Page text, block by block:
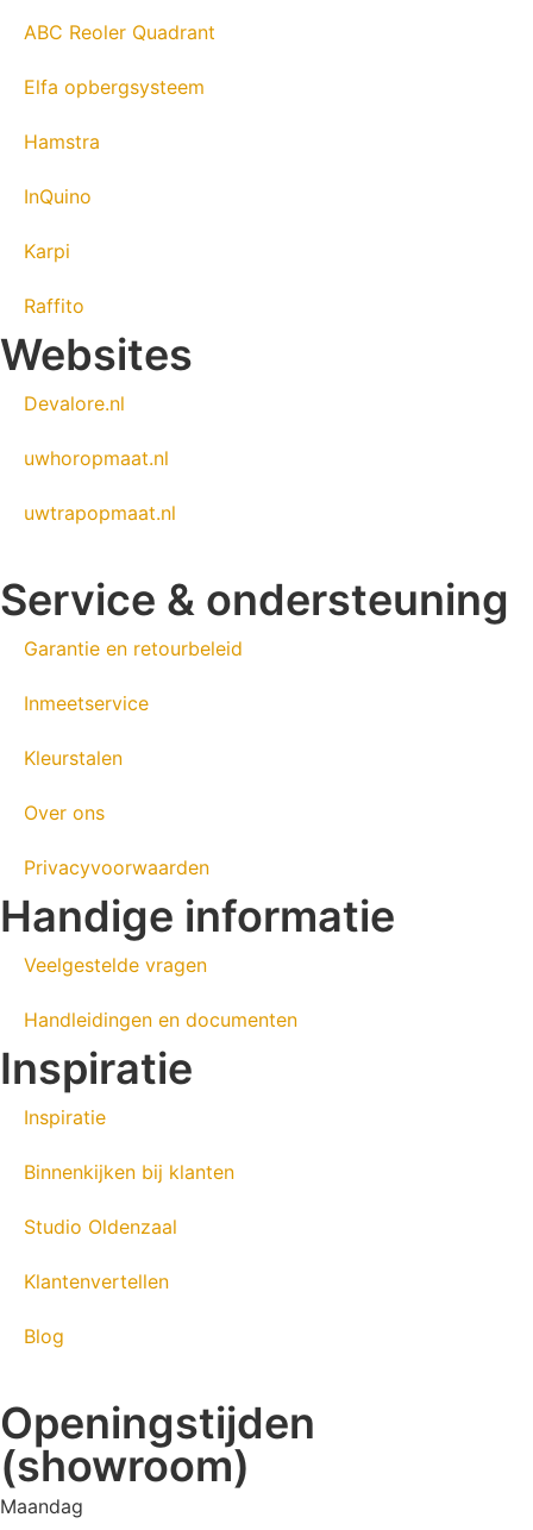
ABC Reoler Quadrant
Elfa opbergsysteem
Hamstra
InQuino
Karpi
Raffito
Websites
Devalore.nl
uwhoropmaat.nl
uwtrapopmaat.nl
Service & ondersteuning
Garantie en retourbeleid
Inmeetservice
Kleurstalen
Over ons
Privacyvoorwaarden
Handige informatie
Veelgestelde vragen
Handleidingen en documenten
Inspiratie
Inspiratie
Binnenkijken bij klanten
Studio Oldenzaal
Klantenvertellen
Blog
Openingstijden
(showroom)
Maandag